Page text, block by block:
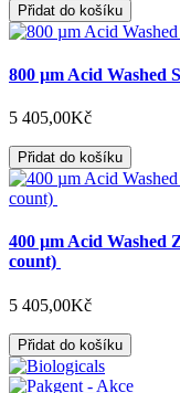
Přidat do košíku
800 µm Acid Washed
5 405,00Kč
Přidat do košíku
400 µm Acid Washed
count)
5 405,00Kč
Přidat do košíku